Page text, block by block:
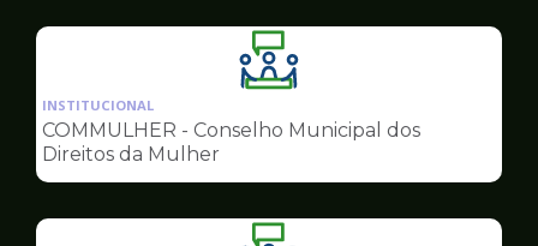
Ilustração
da
pagina
Conselhos
INSTITUCIONAL
COMMULHER - Conselho Municipal dos
Direitos da Mulher